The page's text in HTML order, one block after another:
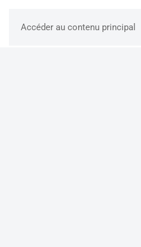
Accéder au contenu principal